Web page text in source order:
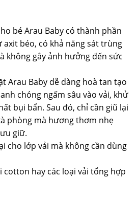
bé Arau Baby có thành phần
axit béo, có khả năng sát trùng
không gây ảnh hưởng đến sức
Arau Baby dễ dàng hoà tan tạo
chóng ngấm sâu vào vải, khử
bụi bẩn. Sau đó, chỉ cần giũ lại
phòng mà hương thơm nhẹ
giữ.
cho lớp vải mà không cần dùng
cotton hay các loại vải tổng hợp